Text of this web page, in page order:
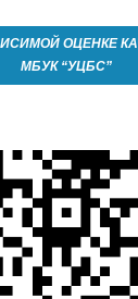
ОЦЕНКЕ
МБУК “УЦБС”